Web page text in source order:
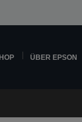
ÜBER EPSON